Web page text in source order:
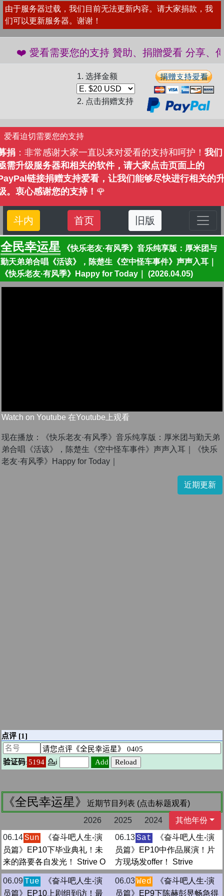
由于服务器过载，我们目前无法更新内容。请大家捐款，我
们可以更新服务器。谢谢！
愛看需要您的支持 贊助、捐贈愛看 分享、傳播
1. 选择金额
2. 点击捐赠支持
爱看迫切需要您的支持
捐 ：非常感谢大家一直以来对爱看的支持和呵护！ 我们
需升级服务器和相关的软件，请大家点击页面上的
链接捐赠支持爱看，让我们能够尽快进行相关的
。衷心感谢您的支持！ 🌹
斗内 首页 旧版
全民幸运星
《快乐老友·有风季》音乐纯享版：厚米团与
勤天弟弟合唱《活该》，陈楚生《空中怪车事件》声声入耳｜
《快乐老友·有风季》Happy for Today｜ (2026.04.05)
Watch on Youtube 在Youtube上观看
现在播放：《快乐老友·有风季》音乐纯享版：厚米团与勤天弟
弟合唱《活该》，陈楚生《空中怪车事件》声声入耳｜《快乐
老友·有风季》Happy for Today｜
近期更新
《全民幸运星》
近期节目列表 (点击标题观看)
2026
2025 2024
其他年份
06.14Sun
《奋斗吧人生-演
员篇》EP10下毕业典礼！未
来的路要各自发光！ Strive O
06.13Sat
《奋斗吧人生-演
员篇》EP10中作品展演！片
方现场发offer！ Strive
06.09Tue
《奋斗吧人生-演
员篇》EP10上剧组到访！最
06.03Wed
《奋斗吧人生-演
员篇》EP9下陈赫彭昱畅急得